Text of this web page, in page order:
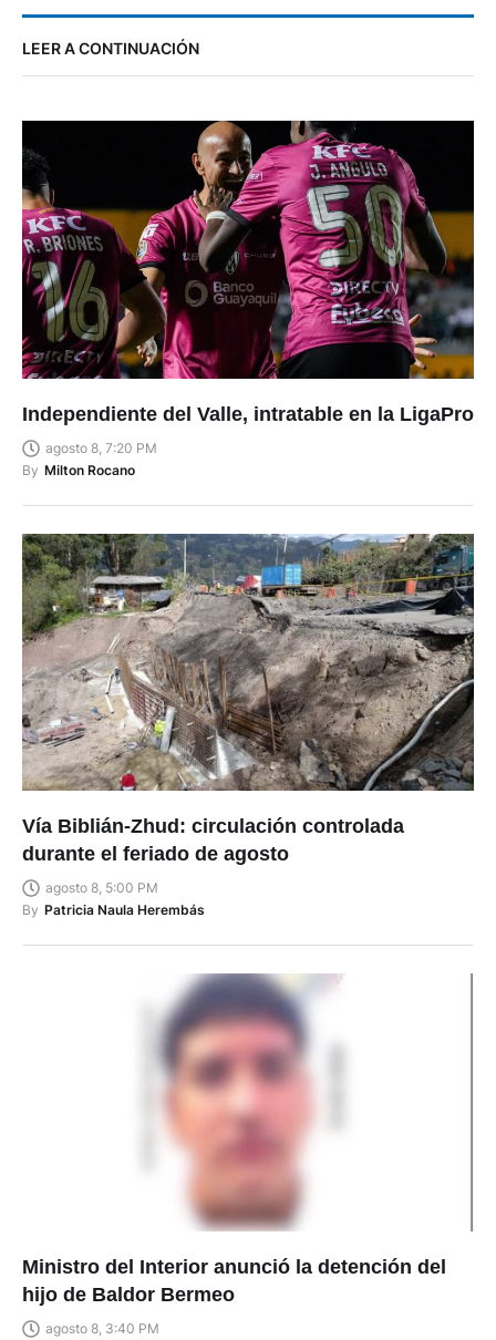
LEER A CONTINUACIÓN
Independiente del Valle, intratable en la LigaPro
agosto 8, 7:20 PM
By Milton Rocano
Vía Biblián-Zhud: circulación controlada
durante el feriado de agosto
agosto 8, 5:00 PM
By Patricia Naula Herembás
Ministro del Interior anunció la detención del
hijo de Baldor Bermeo
agosto 8, 3:40 PM